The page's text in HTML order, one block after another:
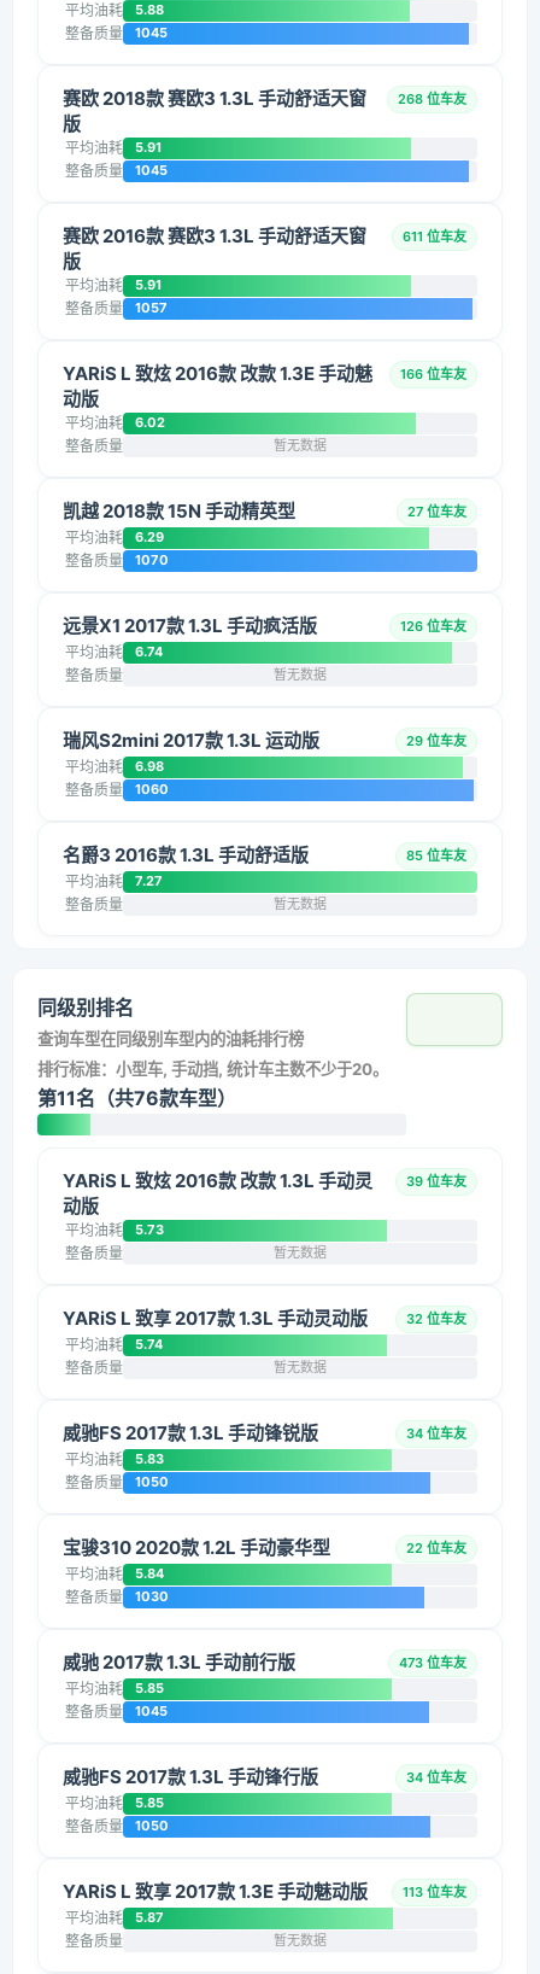
平均油耗 5.88
整备质量 1045
赛欧 2018款 赛欧3 1.3L 手动舒适天窗
版
268 位车友
平均油耗 5.91
整备质量 1045
赛欧 2016款 赛欧3 1.3L 手动舒适天窗
版
611 位车友
平均油耗 5.91
整备质量 1057
YARiS L 致炫 2016款 改款 1.3E 手动魅
动版
166 位车友
平均油耗 6.02
整备质量 暂无数据
凯越 2018款 15N 手动精英型 27 位车友
平均油耗 6.29
整备质量 1070
远景X1 2017款 1.3L 手动疯活版 126 位车友
平均油耗 6.74
整备质量 暂无数据
瑞风S2mini 2017款 1.3L 运动版 29 位车友
平均油耗 6.98
整备质量 1060
名爵3 2016款 1.3L 手动舒适版 85 位车友
平均油耗 7.27
整备质量 暂无数据
同级别排名
查询车型在同级别车型内的油耗排行榜
排行标准：小型车, 手动挡, 统计车主数不少于20。
第11名（共76款车型）
YARiS L 致炫 2016款 改款 1.3L 手动灵
动版
39 位车友
平均油耗 5.73
整备质量 暂无数据
YARiS L 致享 2017款 1.3L 手动灵动版 32 位车友
平均油耗 5.74
整备质量 暂无数据
威驰FS 2017款 1.3L 手动锋锐版 34 位车友
平均油耗 5.83
整备质量 1050
宝骏310 2020款 1.2L 手动豪华型 22 位车友
平均油耗 5.84
整备质量 1030
威驰 2017款 1.3L 手动前行版 473 位车友
平均油耗 5.85
整备质量 1045
威驰FS 2017款 1.3L 手动锋行版 34 位车友
平均油耗 5.85
整备质量 1050
YARiS L 致享 2017款 1.3E 手动魅动版 113 位车友
平均油耗 5.87
整备质量 暂无数据